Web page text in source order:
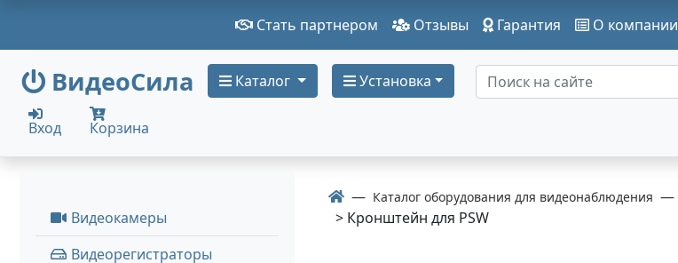
Стать партнером Отзывы Гарантия О компании
ВидеоСила Каталог Установка
Вход Корзина
Видеокамеры
Видеорегистраторы
Каталог оборудования для видеонаблюдения
> Кронштейн для PSW